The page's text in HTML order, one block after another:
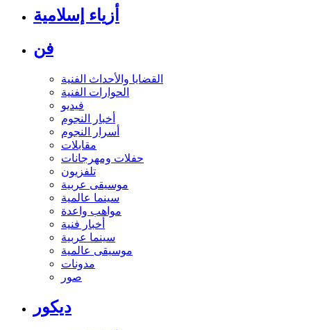
أزياء إسلامية
فن
القضايا والأحداث الفنية
الحوارات الفنية
فيديو
أخبار النجوم
أسرار النجوم
مقابلات
حفلات ومهرجانات
تلفزيون
موسيقى عربية
سينما عالمية
مواهب واعدة
أخبار فنية
سينما عربية
موسيقى عالمية
مدونات
صور
ديكور